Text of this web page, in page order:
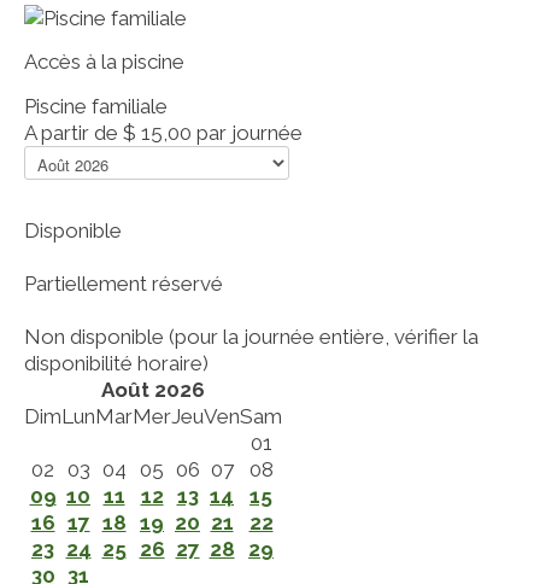
Accès à la piscine
Piscine familiale
A partir de $ 15,00 par journée
Disponible
Partiellement réservé
Non disponible (pour la journée entière, vérifier la
disponibilité horaire)
Août 2026
DimLunMarMerJeuVenSam
01
02 03 04 05 06 07
08
09 10 11 12 13 14
15
16 17 18 19 20 21
22
23 24 25 26 27 28
29
30 31